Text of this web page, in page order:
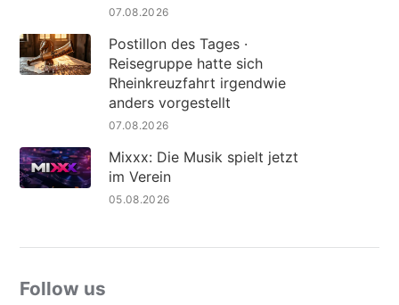
07.08.2026
Postillon des Tages ·
Reisegruppe hatte sich
Rheinkreuzfahrt irgendwie
anders vorgestellt
07.08.2026
Mixxx: Die Musik spielt jetzt
im Verein
05.08.2026
Follow us